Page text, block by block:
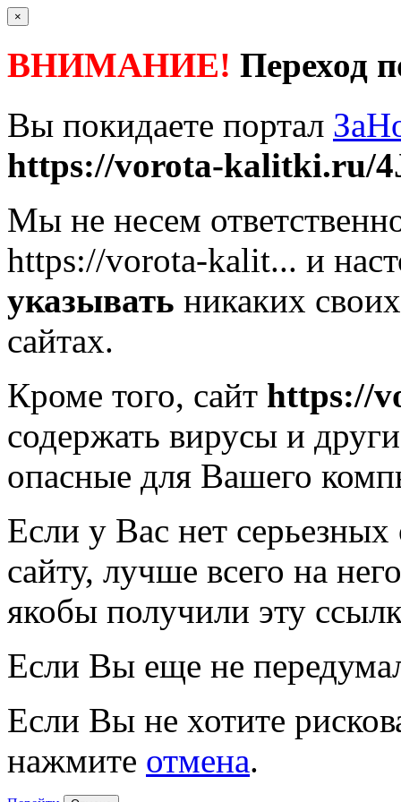
×
ВНИМАНИЕ! Переход
Вы покидаете портал
https://vorota-kalitki.ru/
Мы не несем
https://vorota-kalit... и
указывать никаких
сайтах.
Кроме того, сайт https://
содержать вирусы и
опасные для Вашего
Если у Вас нет
сайту, лучше всего на
якобы получили эту
Если Вы еще не
Если Вы не хотите
нажмите отмена.